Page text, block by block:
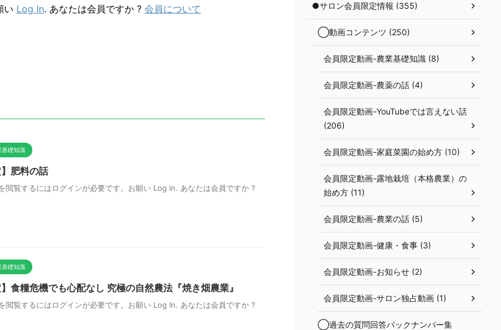
い Log In. あなたは会員ですか ? 会員について
礎知識
】肥料の話
閲覧するにはログインが必要です。お願い Log In. あなたは会員ですか ?
礎知識
】食糧危機でも心配なし 究極の自然農法『焼き畑農業』
閲覧するにはログインが必要です。お願い Log In. あなたは会員ですか ?
●サロン会員限定情報 (355)
◯動画コンテンツ (250)
会員限定動画-農業基礎知識 (8)
会員限定動画-農薬の話 (4)
会員限定動画-YouTubeでは言えない話
(206)
会員限定動画-家庭菜園の始め方 (10)
会員限定動画-露地栽培（本格農業）の
始め方 (11)
会員限定動画-農業の話 (5)
会員限定動画-健康・食事 (3)
会員限定動画-お知らせ (2)
会員限定動画-サロン独占動画 (1)
◯過去の質問回答バックナンバー集